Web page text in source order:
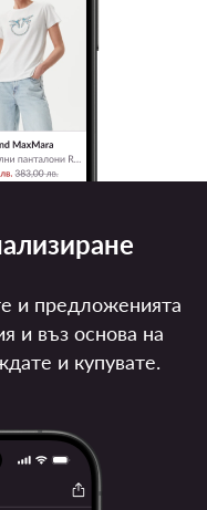
и предложенията
и въз основа на
и купувате.